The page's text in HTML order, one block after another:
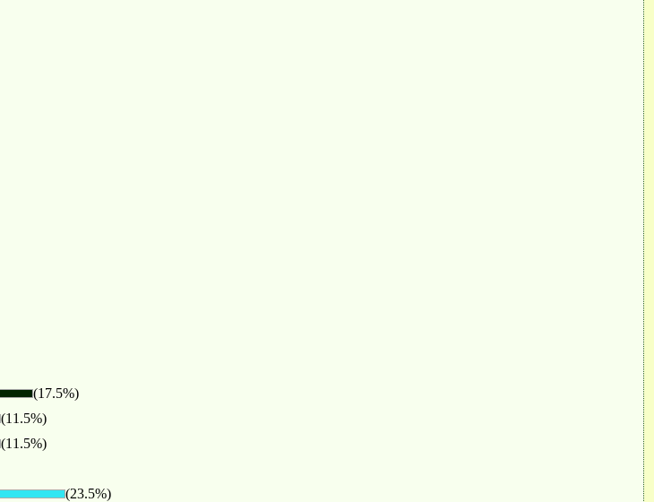
(17.5%)
(11.5%)
(11.5%)
(23.5%)